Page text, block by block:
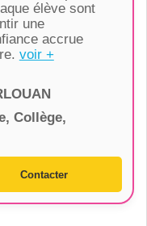
élève sont
une
accrue
voir +
Collège,
Contacter